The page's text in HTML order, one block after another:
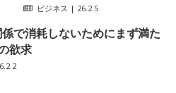
ビジネス | 26.2.5
で消耗しないためにまず満た
欲求